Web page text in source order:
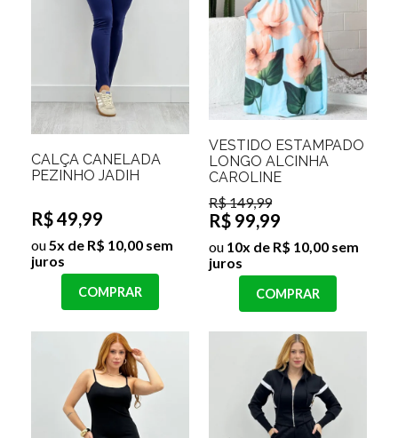
CALÇA CANELADA
PEZINHO JADIH
R$ 49,99
ou 5x de R$ 10,00 sem
juros
COMPRAR
VESTIDO ESTAMPADO
LONGO ALCINHA
CAROLINE
R$ 149,99
R$ 99,99
ou 10x de R$ 10,00 sem
juros
COMPRAR